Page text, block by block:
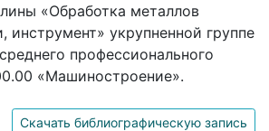
«Обработка металлов
инструмент» укрупненной группе
профессионального
«Машиностроение».
Скачать библиографическую запись